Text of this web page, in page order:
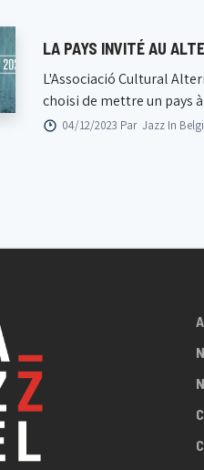
LA PAYS INVITÉ AU
L'Associació Cultural
choisi de mettre un pays
04/12/2023 Par Jazz In